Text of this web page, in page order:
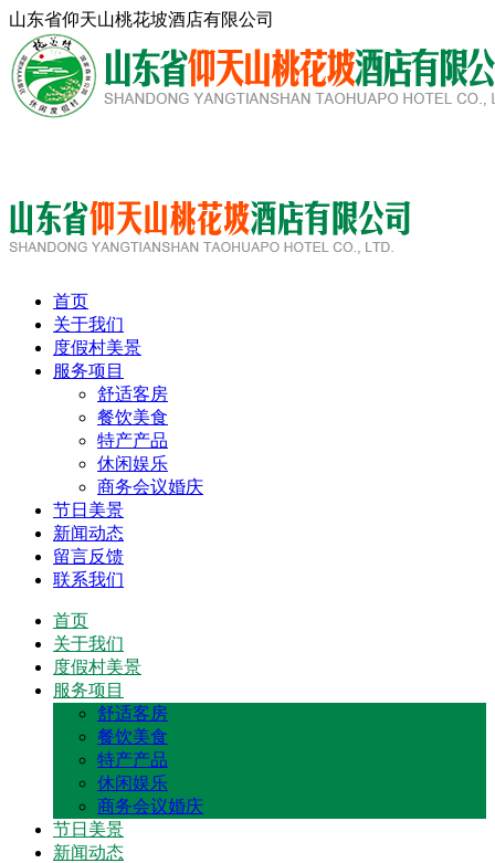
山东省仰天山桃花坡酒店有限公司
首页
关于我们
度假村美景
服务项目
舒适客房
餐饮美食
特产产品
休闲娱乐
商务会议婚庆
节日美景
新闻动态
留言反馈
联系我们
首页
关于我们
度假村美景
服务项目
舒适客房
餐饮美食
特产产品
休闲娱乐
商务会议婚庆
节日美景
新闻动态